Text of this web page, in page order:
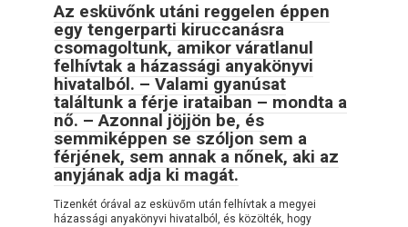
Az esküvőnk utáni reggelen éppen
egy tengerparti kiruccanásra
csomagoltunk, amikor váratlanul
felhívtak a házassági anyakönyvi
hivatalból. – Valami gyanúsat
találtunk a férje irataiban – mondta a
nő. – Azonnal jöjjön be, és
semmiképpen se szóljon sem a
férjének, sem annak a nőnek, aki az
anyjának adja ki magát.
Tizenkét órával az esküvőm után felhívtak a megyei
házassági anyakönyvi hivatalból, és közölték, hogy